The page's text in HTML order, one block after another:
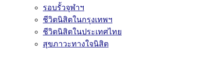
รอบรั้วจุฬาฯ
ชีวิตนิสิตในกรุงเทพฯ
ชีวิตนิสิตในประเทศไทย
สุขภาวะทางใจนิสิต